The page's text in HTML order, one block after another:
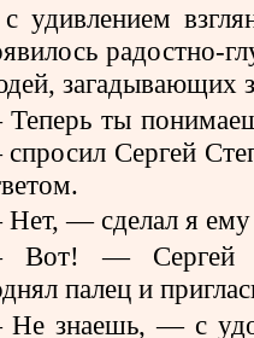
удивлением
радостно-
загадывающих
ты
Сергей
— сделал я ему
— Сергей
палец и
знаешь, — с